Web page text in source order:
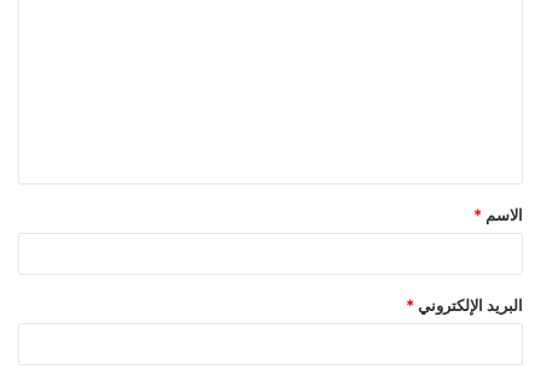
ق
*
الاسم *
البريد الإلكتروني *